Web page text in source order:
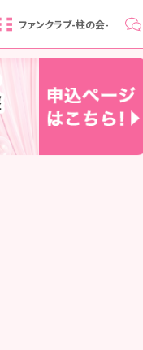
ファンクラブ-柱の会-